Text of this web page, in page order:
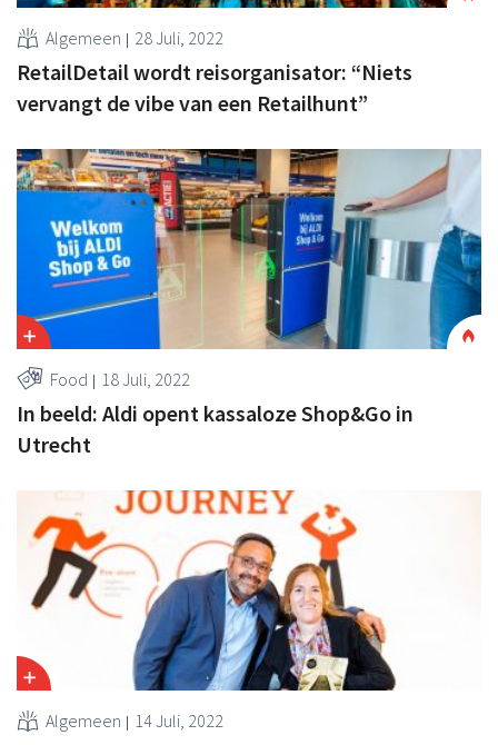
Algemeen 28 Juli, 2022
RetailDetail wordt reisorganisator: “Niets
vervangt de vibe van een Retailhunt”
Food 18 Juli, 2022
In beeld: Aldi opent kassaloze Shop&Go in
Utrecht
Algemeen 14 Juli, 2022